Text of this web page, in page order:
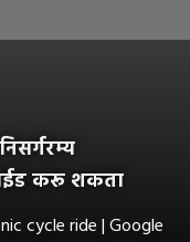
करू शकता
cycle ride | Google